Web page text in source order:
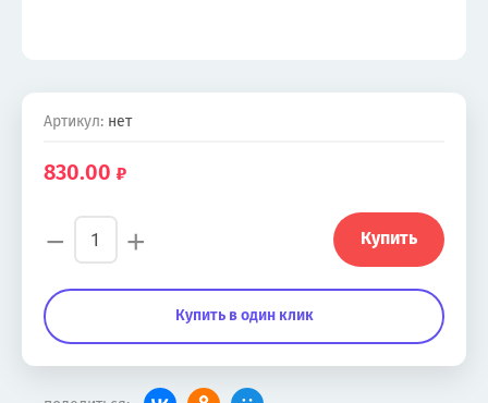
Артикул: нет
830.00
− + Купить
Купить в один клик